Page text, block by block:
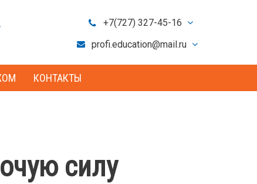
+7(727) 327-45-16
profi.education@mail.ru
КОНТАКТЫ
силу